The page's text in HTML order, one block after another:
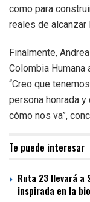
como para
reales de alcanzar
Finalmente,
Colombia
“Creo que
persona honrada
cómo nos va”,
Te puede interesar
Ruta 23 llevará a
inspirada en la